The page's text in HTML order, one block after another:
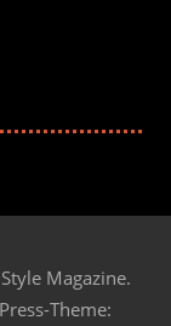
Magazine.
Theme: